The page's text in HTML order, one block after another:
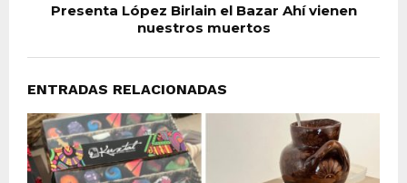
Presenta López Birlain el Bazar Ahí vienen
nuestros muertos
ENTRADAS RELACIONADAS